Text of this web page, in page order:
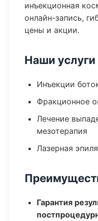
инъекционная
онлайн-запись,
цены и акции.
Наши услуги
Инъекции
Фракционное
Лечение
мезотерапия
Лазерная
Гарантия